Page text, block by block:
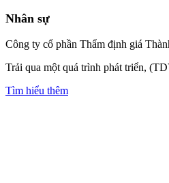
Nhân sự
Công ty cổ phần Thẩm định giá
Trải qua một quá trình phát triển,
Tìm hiểu thêm